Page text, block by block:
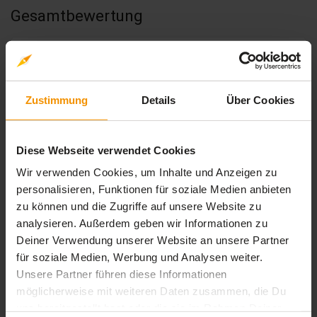
Zustimmung Details Über Cookies
Diese Webseite verwendet Cookies
Wir verwenden Cookies, um Inhalte und Anzeigen zu
personalisieren, Funktionen für soziale Medien anbieten
zu können und die Zugriffe auf unsere Website zu
analysieren. Außerdem geben wir Informationen zu
Deiner Verwendung unserer Website an unsere Partner
für soziale Medien, Werbung und Analysen weiter.
Unsere Partner führen diese Informationen
möglicherweise mit weiteren Daten zusammen, die Du
Gesamtbewertung
3,75
4 Bewertungen
stars: Bewertungen
4stars: 3
Bewertungen
stars: Bewertungen
2stars: 0
Bewertungen
stars: